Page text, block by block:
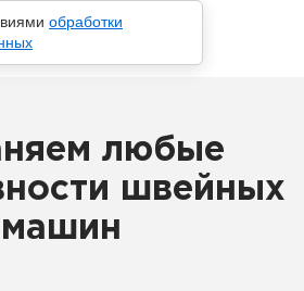
любые
швейных
машин
обработки